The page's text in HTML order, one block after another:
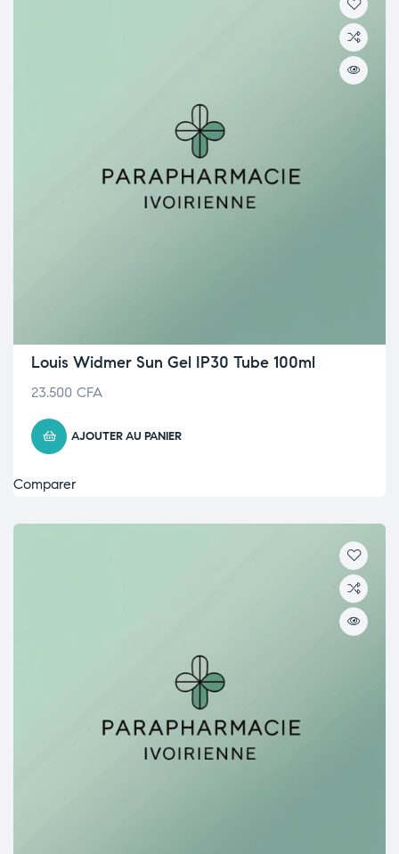
Louis Widmer Sun Gel IP30 Tube 100ml
23.500 CFA
AJOUTER AU PANIER
Comparer